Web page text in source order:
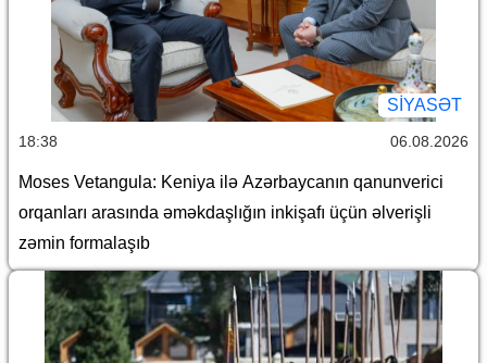
SİYASƏT
18:38 06.08.2026
Moses Vetangula: Keniya ilə Azərbaycanın qanunverici
orqanları arasında əməkdaşlığın inkişafı üçün əlverişli
zəmin formalaşıb